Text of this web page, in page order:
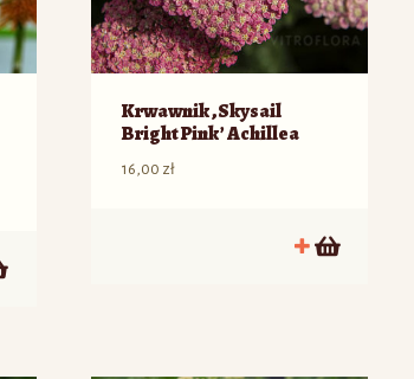
Krwawnik ‚Skysail
Bright Pink’ Achillea
16,00 zł